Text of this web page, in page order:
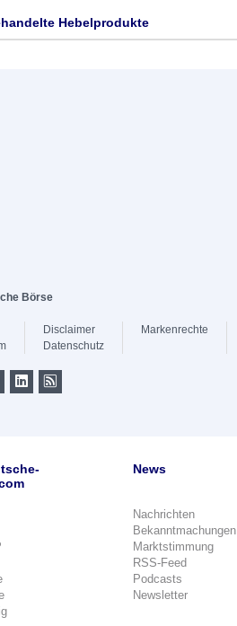
Hebelprodukte
Börse
Disclaimer
Datenschutz
Markenrechte
News
Nachrichten
Bekanntmachungen
Marktstimmung
RSS-Feed
Podcasts
Newsletter